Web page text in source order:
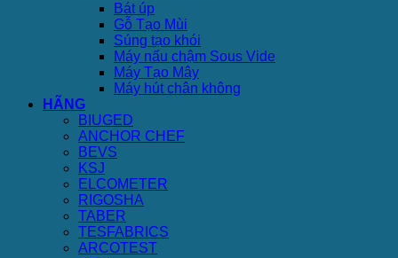
Bát úp
Gỗ Tạo Mùi
Súng tạo khói
Máy nấu chậm Sous Vide
Máy Tạo Mây
Máy hút chân không
HÃNG
BIUGED
ANCHOR CHEF
BEVS
KSJ
ELCOMETER
RIGOSHA
TABER
TESFABRICS
ARCOTEST